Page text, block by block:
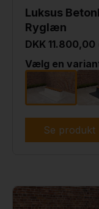
Luksus
Ryglæn
DKK 11.800,00
Vælg en
Se produkt